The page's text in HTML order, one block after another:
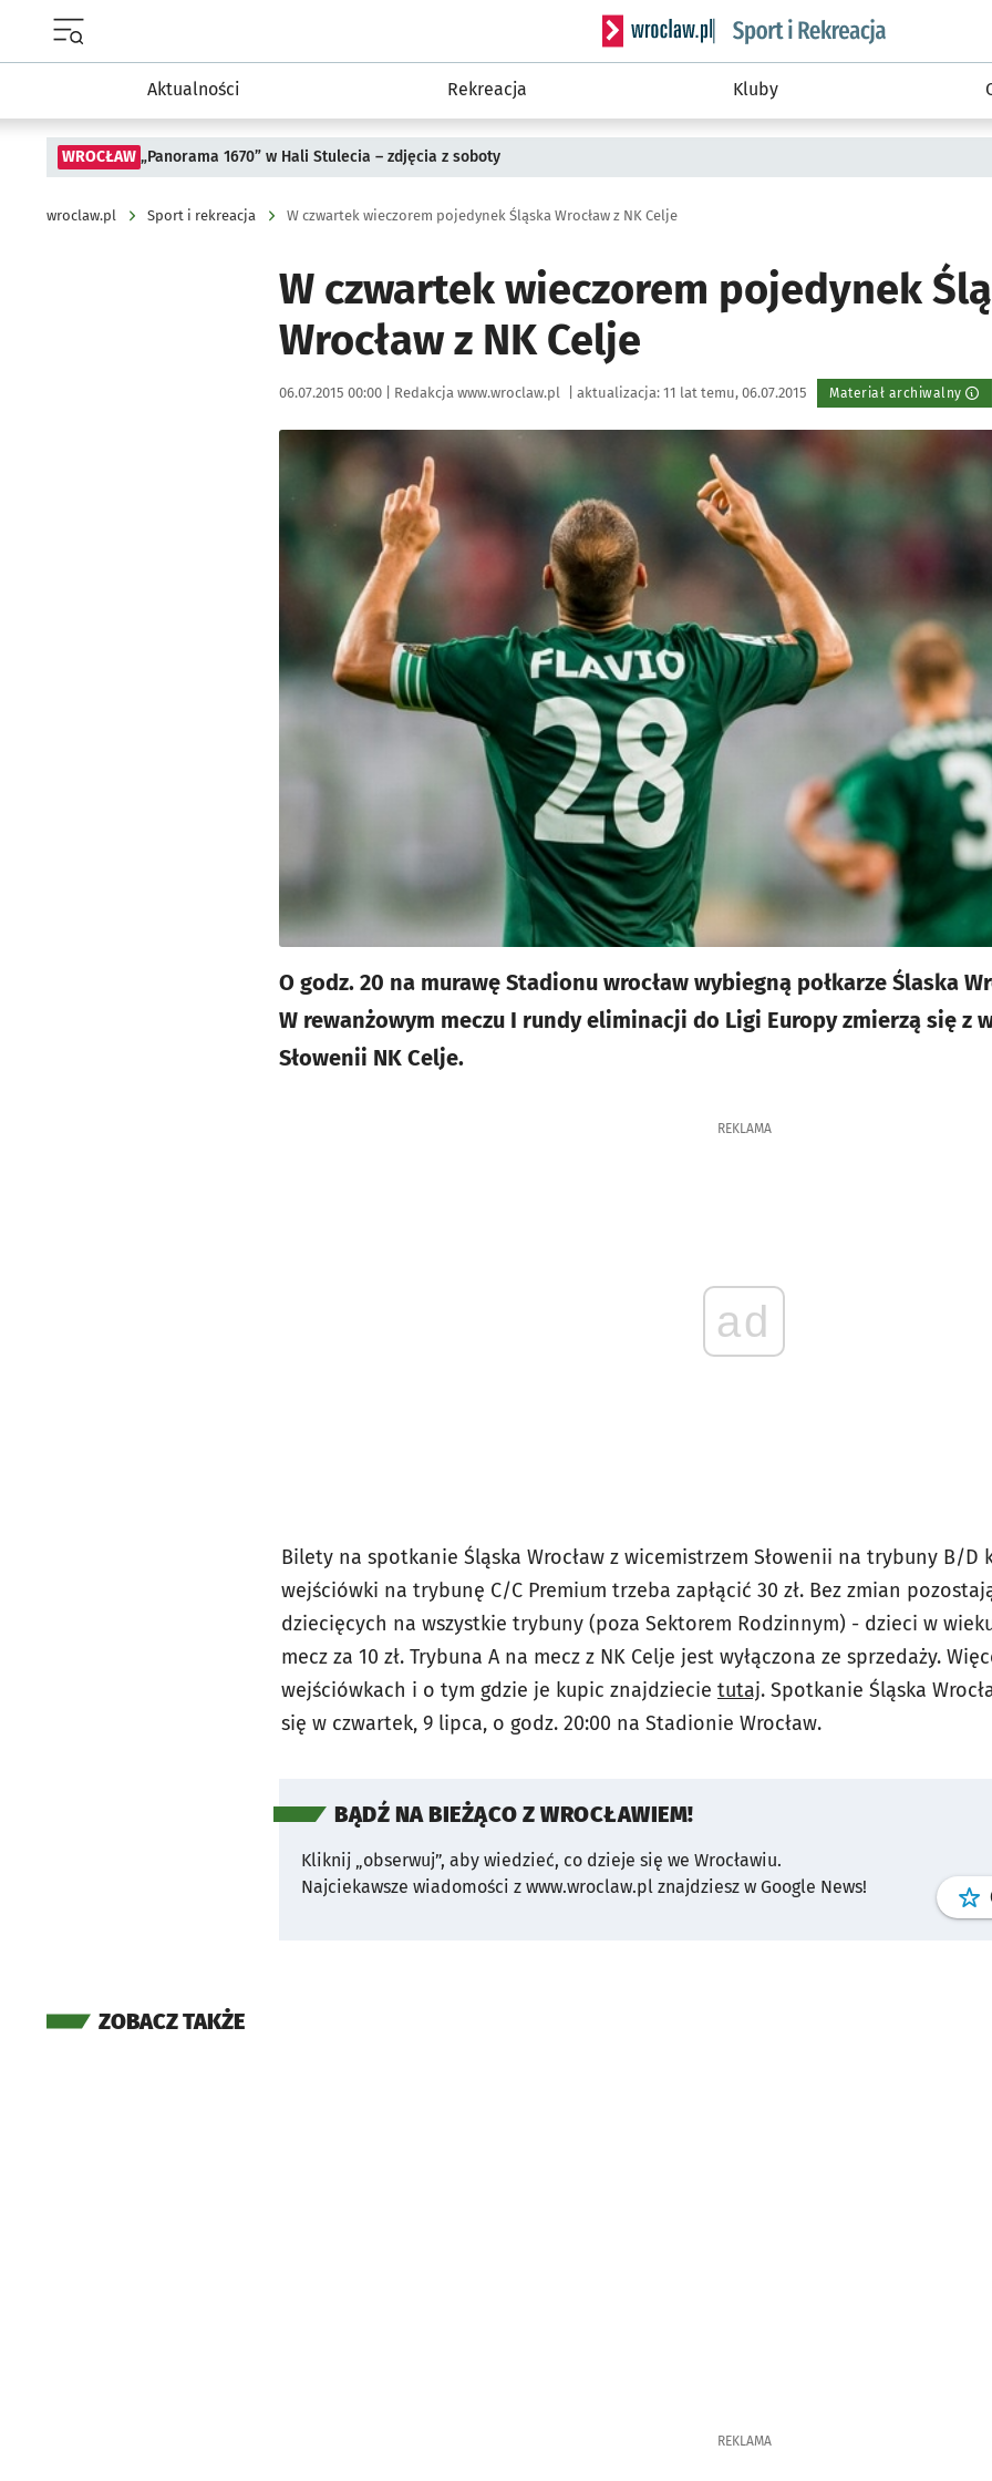
Serwis informacyjny wroclaw.pl podserwis: Sport
Aktualności Rekreacja Kluby
WROCŁAW „Panorama 1670” w Hali Stulecia – zdjęcia z soboty
wroclaw.pl Sport i rekreacja W czwartek wieczorem pojedynek Śląska Wrocław z NK Celje
W czwartek wieczorem pojedynek
Wrocław z NK Celje
Data publikacji:
06.07.2015 00:00 | Autor:
Redakcja www.wroclaw.pl aktualizacja: 11 lat temu, 06.07.2015 Materiał archiwalny
Kliknij, aby powiększyć
O godz. 20 na murawę Stadionu wrocław wybiegną połkarze Ślaska
W rewanżowym meczu I rundy eliminacji do Ligi Europy zmierzą się z
Słowenii NK Celje.
REKLAMA
ad
Bilety na spotkanie Śląska Wrocław z wicemistrzem Słowenii na trybuny B/D
wejściówki na trybunę C/C Premium trzeba zapłącić 30 zł. Bez zmian
dziecięcych na wszystkie trybuny (poza Sektorem Rodzinnym) - dzieci w
mecz za 10 zł. Trybuna A na mecz z NK Celje jest wyłączona ze sprzedaży.
wejściówkach i o tym gdzie je kupic znajdziecie tutaj. Spotkanie Śląska
się w czwartek, 9 lipca, o godz. 20:00 na Stadionie Wrocław.
BĄDŹ NA BIEŻĄCO Z WROCŁAWIEM!
Kliknij „obserwuj”, aby wiedzieć, co dzieje się we Wrocławiu.
Najciekawsze wiadomości z www.wroclaw.pl znajdziesz w Google News!
ZOBACZ TAKŻE
REKLAMA